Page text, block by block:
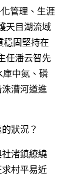
管理、生涯
天目湖流域
穩固堅持在
任潘云智先
庫中氮、磷
漕河道進
狀況？
渚鎮繚繞
村平易近